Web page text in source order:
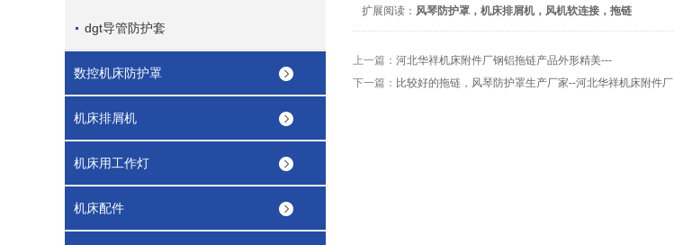
dgt导管防护套
数控机床防护罩
机床排屑机
机床用工作灯
机床配件
扩展阅读： 风琴防护罩 ， 机床排屑机 ， 风机软连接 ， 拖链
上一篇： 河北华祥机床附件厂钢铝拖链产品外形精美---
下一篇： 比较好的拖链，风琴防护罩生产厂家--河北华祥机床附件厂